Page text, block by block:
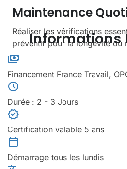
Maintenance
Réaliser les vérifications
préventif pour la longévité du
Informations
payments
Financement France Travail,
schedule
Durée : 2 - 3 Jours
verified
Certification valable 5 ans
calendar_today
Démarrage tous les lundis